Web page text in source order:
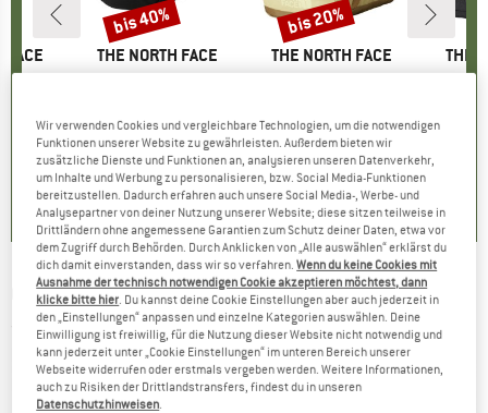
FACE
Roller
Preis
€
)
MARKE
THE NORTH FACE
Preis
144,95 € reduzierter Preis
86,97 €
+14
4,9(10)
Rabatt
bis 40%
MARKE
THE NORTH FACE
Preis
139,95 € reduzierter Preis
111,96 €
+5
5,0 (1)
Rabatt
bis 20%
THE
Base Camp
QUIKSILVER -Reach - Reisetasche
(0)
Wir verwenden Cookies und vergleichbare Technologien, um die notwendigen
Funktionen unserer Website zu gewährleisten. Außerdem bieten wir
zusätzliche Dienste und Funktionen an, analysieren unseren Datenverkehr,
um Inhalte und Werbung zu personalisieren, bzw. Social Media-Funktionen
bereitzustellen. Dadurch erfahren auch unsere Social Media-, Werbe- und
Analysepartner von deiner Nutzung unserer Website; diese sitzen teilweise in
Drittländern ohne angemessene Garantien zum Schutz deiner Daten, etwa vor
dem Zugriff durch Behörden. Durch Anklicken von „Alle auswählen“ erklärst du
dich damit einverstanden, dass wir so verfahren.Wenn du keine Cookies mit
Ausnahme der technisch notwendigen Cookie akzeptieren möchtest, dann
klicke bitte hier. Du kannst deine Cookie Einstellungen aber auch jederzeit in
den „Einstellungen“ anpassen und einzelne Kategorien auswählen. Deine
Einwilligung ist freiwillig, für die Nutzung dieser Website nicht notwendig und
kann jederzeit unter „Cookie Einstellungen“ im unteren Bereich unserer
Webseite widerrufen oder erstmals vergeben werden. Weitere Informationen,
auch zu Risiken der Drittlandstransfers, findest du in unseren
Datenschutzhinweisen.